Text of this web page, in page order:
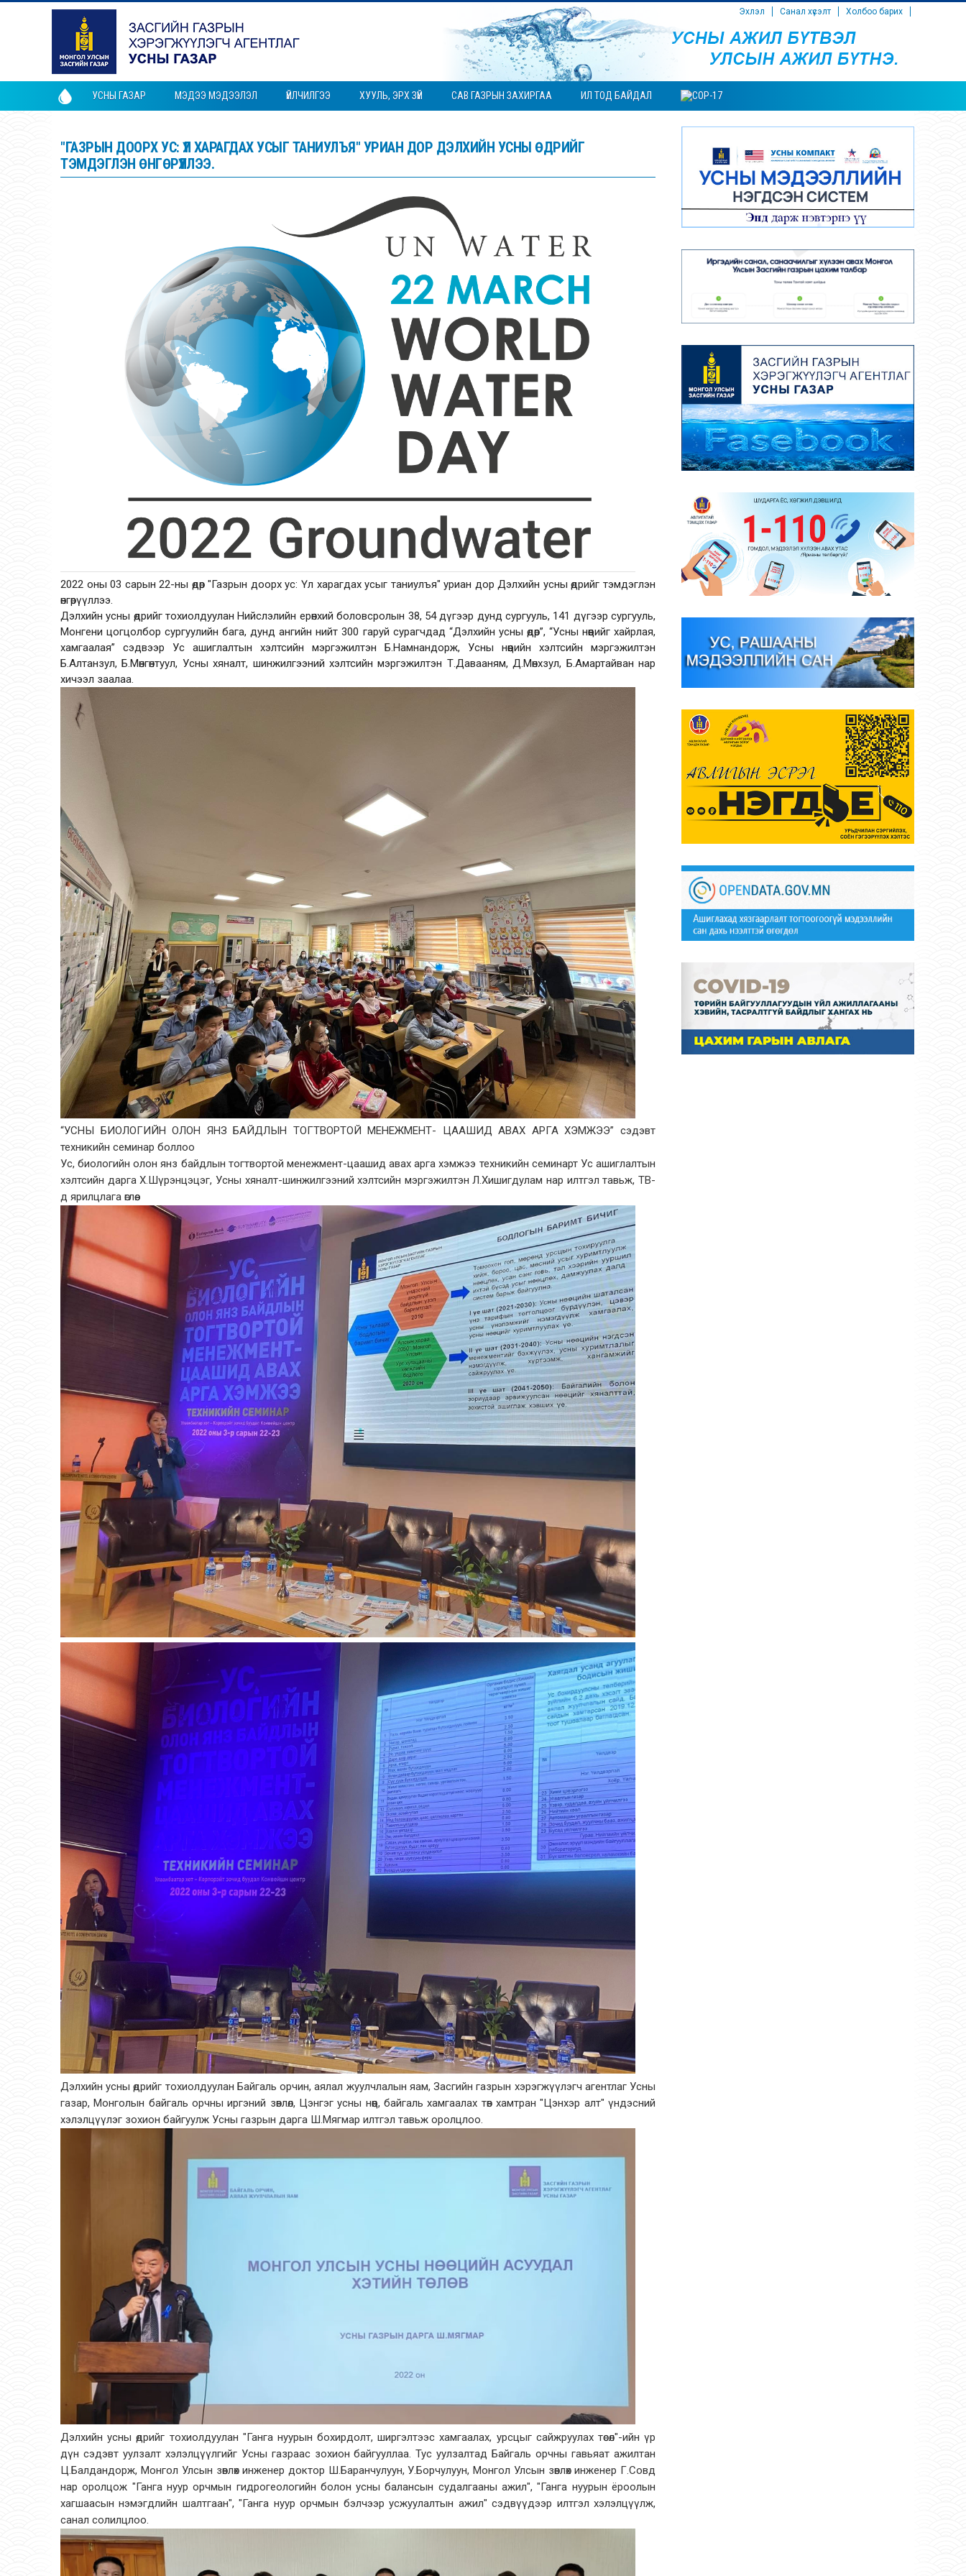
Эхлэл Санал хүсэлт Холбоо барих
УСНЫ ГАЗАР МЭДЭЭ МЭДЭЭЛЭЛ ҮЙЛЧИЛГЭЭ ХУУЛЬ, ЭРХ ЗҮЙ САВ ГАЗРЫН ЗАХИРГАА ИЛ ТОД БАЙДАЛ
"ГАЗРЫН ДООРХ УС: ҮЛ ХАРАГДАХ УСЫГ ТАНИУЛЪЯ" УРИАН ДОР ДЭЛХИЙН УСНЫ ӨДРИЙГ
ТЭМДЭГЛЭН ӨНГӨРҮҮЛЛЭЭ.
2022 оны 03 сарын 22-ны өдөр "Газрын доорх ус: Үл харагдах усыг таниулъя" уриан дор Дэлхийн усны өдрийг тэмдэглэн
өнгөрүүллээ.
Дэлхийн усны өдрийг тохиолдуулан Нийслэлийн ерөнхий боловсролын 38, 54 дүгээр дунд сургууль, 141 дүгээр сургууль,
Монгени цогцолбор сургуулийн бага, дунд ангийн нийт 300 гаруй сурагчдад “Дэлхийн усны өдөр”, “Усны нөөцийг хайрлая,
хамгаалая” сэдвээр Ус ашиглалтын хэлтсийн мэргэжилтэн Б.Намнандорж, Усны нөөцийн хэлтсийн мэргэжилтэн
Б.Алтанзул, Б.Мөнгөнтуул, Усны хяналт, шинжилгээний хэлтсийн мэргэжилтэн Т.Давааням, Д.Мөнхзул, Б.Амартайван нар
хичээл заалаа.
“УСНЫ БИОЛОГИЙН ОЛОН ЯНЗ БАЙДЛЫН ТОГТВОРТОЙ МЕНЕЖМЕНТ- ЦААШИД АВАХ АРГА ХЭМЖЭЭ” сэдэвт
техникийн семинар боллоо
Ус, биологийн олон янз байдлын тогтвортой менежмент-цаашид авах арга хэмжээ техникийн семинарт Ус ашиглалтын
хэлтсийн дарга Х.Шүрэнцэцэг, Усны хяналт-шинжилгээний хэлтсийн мэргэжилтэн Л.Хишигдулам нар илтгэл тавьж, ТВ-
д ярилцлага өглөө.
Дэлхийн усны өдрийг тохиолдуулан Байгаль орчин, аялал жуулчлалын яам, Засгийн газрын хэрэгжүүлэгч агентлаг Усны
газар, Монголын байгаль орчны иргэний зөвлөл, Цэнгэг усны нөөц, байгаль хамгаалах төв хамтран "Цэнхэр алт" үндэсний
хэлэлцүүлэг зохион байгуулж Усны газрын дарга Ш.Мягмар илтгэл тавьж оролцлоо.
Дэлхийн усны өдрийг тохиолдуулан "Ганга нуурын бохирдолт, ширгэлтээс хамгаалах, урсцыг сайжруулах төсөл"-ийн үр
дүн сэдэвт уулзалт хэлэлцүүлгийг Усны газраас зохион байгууллаа. Тус уулзалтад Байгаль орчны гавьяат ажилтан
Ц.Балдандорж, Монгол Улсын зөвлөх инженер доктор Ш.Баранчулуун, У.Борчулуун, Монгол Улсын зөвлөх инженер Г.Совд
нар оролцож "Ганга нуур орчмын гидрогеологийн болон усны балансын судалгааны ажил", "Ганга нуурын ёроолын
хагшаасын нэмэгдлийн шалтгаан", "Ганга нуур орчмын бэлчээр усжуулалтын ажил" сэдвүүдээр илтгэл хэлэлцүүлж,
санал солилцлоо.